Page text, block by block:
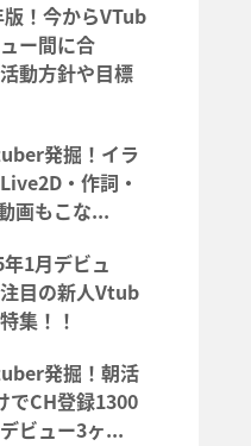
！今からVTub
ー間に合
動方針や目標
発掘！イラ
・作詞・
画もこな...
年1月デビュ
目の新人Vtub
集！！
発掘！朝活
でCH登録1300
ビュー3ヶ...